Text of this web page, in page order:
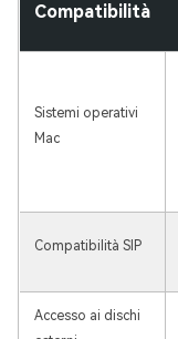
Compatibilità
Sistemi operativi
Mac
Compatibilità SIP
Accesso ai dischi